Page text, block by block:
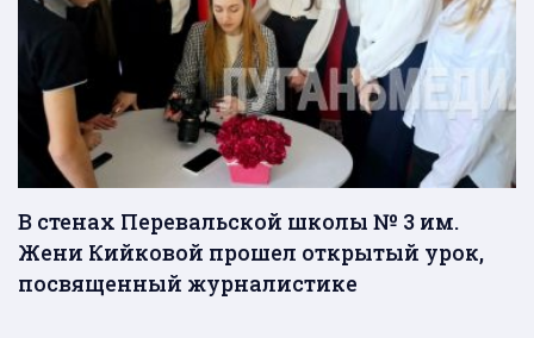
В стенах Перевальской школы № 3 им.
Жени Кийковой прошел открытый урок,
посвященный журналистике